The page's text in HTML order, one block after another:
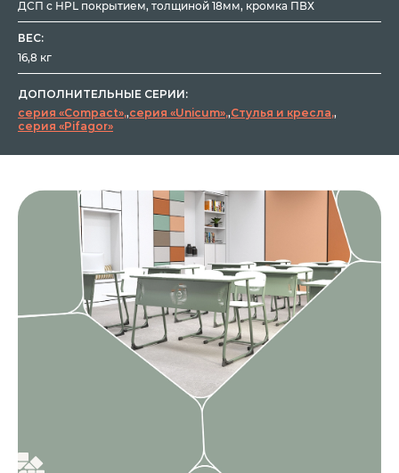
ДСП с HPL покрытием, толщиной 18мм, кромка ПВХ
ВЕС:
16,8 кг
ДОПОЛНИТЕЛЬНЫЕ СЕРИИ:
серия «Compact» ,серия «Unicum» ,Стулья и кресла ,
серия «Pifagor»